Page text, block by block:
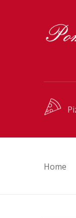
Skip to
Skip to
Home